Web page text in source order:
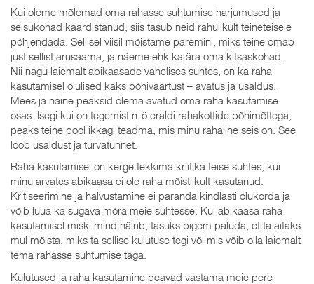
Kui oleme mõlemad oma rahasse suhtumise harjumused ja
seisukohad kaardistanud, siis tasub neid rahulikult teineteisele
põhjendada. Sellisel viisil mõistame paremini, miks teine omab
just sellist arusaama, ja näeme ehk ka ära oma kitsaskohad.
Nii nagu laiemalt abikaasade vahelises suhtes, on ka raha
kasutamisel olulised kaks põhiväärtust – avatus ja usaldus.
Mees ja naine peaksid olema avatud oma raha kasutamise
osas. Isegi kui on tegemist n-ö eraldi rahakottide põhimõttega,
peaks teine pool ikkagi teadma, mis minu rahaline seis on. See
loob usaldust ja turvatunnet.
Raha kasutamisel on kerge tekkima kriitika teise suhtes, kui
minu arvates abikaasa ei ole raha mõistlikult kasutanud.
Kritiseerimine ja halvustamine ei paranda kindlasti olukorda ja
võib lüüa ka sügava mõra meie suhtesse. Kui abikaasa raha
kasutamisel miski mind häirib, tasuks pigem paluda, et ta aitaks
mul mõista, miks ta sellise kulutuse tegi või mis võib olla laiemalt
tema rahasse suhtumise taga.
Kulutused ja raha kasutamine peavad vastama meie pere